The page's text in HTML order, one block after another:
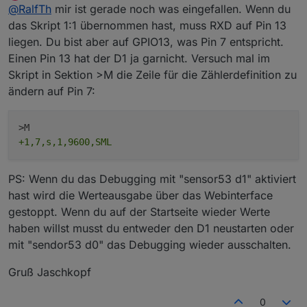
Energieversorgers erhalten.
Offline
@RalfTh mir ist gerade noch was eingefallen. Wenn du
das Skript 1:1 übernommen hast, muss RXD auf Pin 13
liegen. Du bist aber auf GPIO13, was Pin 7 entspricht.
Einen Pin 13 hat der D1 ja garnicht. Versuch mal im
Skript in Sektion >M die Zeile für die Zählerdefinition zu
ändern auf Pin 7:
+1,7,s,1,9600,SML
PS: Wenn du das Debugging mit "sensor53 d1" aktiviert
hast wird die Werteausgabe über das Webinterface
gestoppt. Wenn du auf der Startseite wieder Werte
haben willst musst du entweder den D1 neustarten oder
mit "sendor53 d0" das Debugging wieder ausschalten.
Gruß Jaschkopf
0